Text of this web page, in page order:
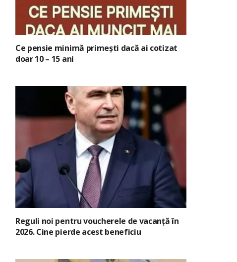
Ce pensie minimă primești dacă ai cotizat
doar 10 – 15 ani
Reguli noi pentru voucherele de vacanță în
2026. Cine pierde acest beneficiu